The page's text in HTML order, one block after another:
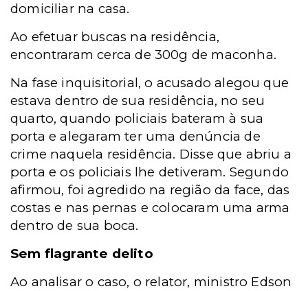
domiciliar na casa.
Ao efetuar buscas na residência,
encontraram cerca de 300g de maconha.
Na fase inquisitorial, o acusado alegou que
estava dentro de sua residência, no seu
quarto, quando policiais bateram à sua
porta e alegaram ter uma denúncia de
crime naquela residência. Disse que abriu a
porta e os policiais lhe detiveram. Segundo
afirmou, foi agredido na região da face, das
costas e nas pernas e colocaram uma arma
dentro de sua boca.
Sem flagrante delito
Ao analisar o caso, o relator, ministro Edson